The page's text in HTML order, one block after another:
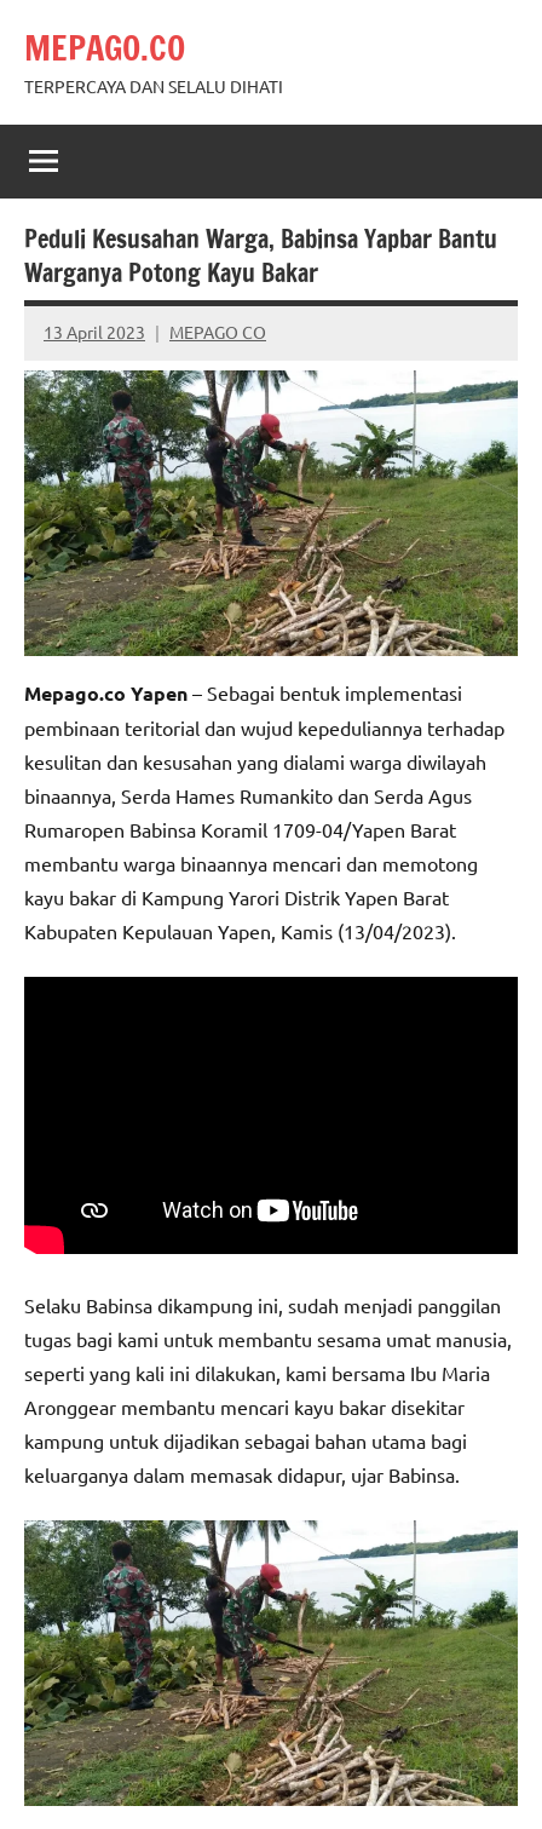
content
MEPAGO.CO
TERPERCAYA DAN SELALU DIHATI
Peduli Kesusahan Warga, Babinsa Yapbar Bantu
Warganya Potong Kayu Bakar
13 April 2023 MEPAGO CO
No
comments
Mepago.co Yapen – Sebagai bentuk implementasi
pembinaan teritorial dan wujud kepeduliannya terhadap
kesulitan dan kesusahan yang dialami warga diwilayah
binaannya, Serda Hames Rumankito dan Serda Agus
Rumaropen Babinsa Koramil 1709-04/Yapen Barat
membantu warga binaannya mencari dan memotong
kayu bakar di Kampung Yarori Distrik Yapen Barat
Kabupaten Kepulauan Yapen, Kamis (13/04/2023).
Selaku Babinsa dikampung ini, sudah menjadi panggilan
tugas bagi kami untuk membantu sesama umat manusia,
seperti yang kali ini dilakukan, kami bersama Ibu Maria
Aronggear membantu mencari kayu bakar disekitar
kampung untuk dijadikan sebagai bahan utama bagi
keluarganya dalam memasak didapur, ujar Babinsa.